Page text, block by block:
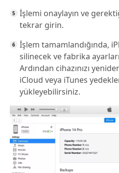
İşlemi onaylayın ve
tekrar girin.
İşlem tamamlandığında,
silinecek ve fabrika
Ardından cihazınızı
iCloud veya iTunes
yükleyebilirsiniz.